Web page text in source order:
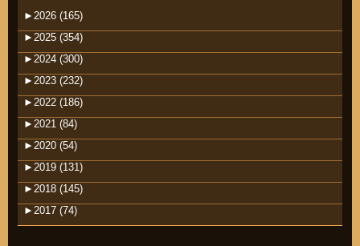
► 2026 (165)
► 2025 (354)
► 2024 (300)
► 2023 (232)
► 2022 (186)
► 2021 (84)
► 2020 (54)
► 2019 (131)
► 2018 (145)
► 2017 (74)